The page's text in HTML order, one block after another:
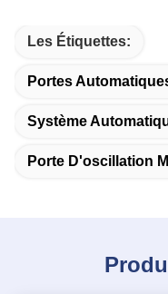
Les Étiquettes:
Portes
Système
Porte D'oscillation